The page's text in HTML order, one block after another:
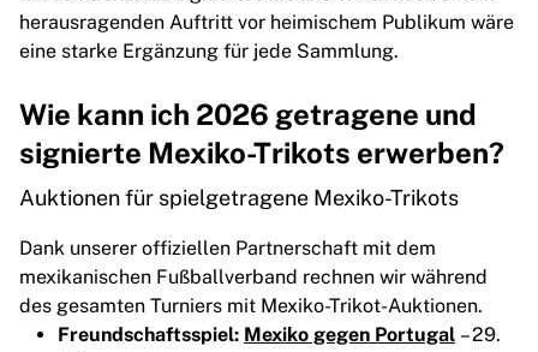
herausragenden Auftritt vor heimischem Publikum wäre
eine starke Ergänzung für jede Sammlung.
Wie kann ich 2026 getragene und
signierte Mexiko-Trikots erwerben?
Auktionen für spielgetragene Mexiko-Trikots
Dank unserer offiziellen Partnerschaft mit dem
mexikanischen Fußballverband rechnen wir während
des gesamten Turniers mit Mexiko-Trikot-Auktionen.
Freundschaftsspiel: Mexiko gegen Portugal – 29.